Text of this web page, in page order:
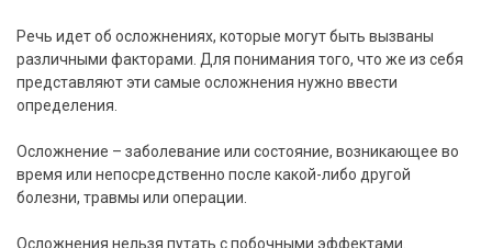
Речь идет об осложнениях, которые могут быть вызваны
различными факторами. Для понимания того, что же из себя
представляют эти самые осложнения нужно ввести
определения.
Осложнение – заболевание или состояние, возникающее во
время или непосредственно после какой-либо другой
болезни, травмы или операции.
Осложнения нельзя путать с побочными эффектами.